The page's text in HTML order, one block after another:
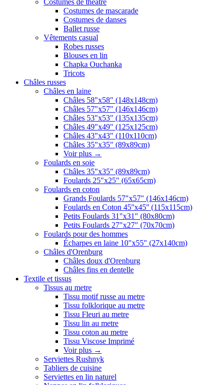
Costumes de mascarade
Costumes de danses
Ballet russe
Vêtements casual
Robes russes
Blouses en lin
Chapka Ouchanka
Tricots
Châles russes
Châles en laine
Châles 58"x58" (148x148cm)
Châles 57"x57" (146x146cm)
Châles 53"x53" (135x135cm)
Châles 49"x49" (125x125cm)
Châles 43"x43" (110x110cm)
Châles 35"x35" (89x89cm)
Voir plus →
Foulards en soie
Châles 35"x35" (89x89cm)
Foulards 25"x25" (65x65cm)
Foulards en coton
Grands Foulards 57"x57" (146x146cm)
Foulards en Coton 45''x45'' (115x115cm)
Petits Foulards 31"x31" (80x80cm)
Petits Foulards 27"x27" (70x70cm)
Foulards pour des hommes
Écharpes en laine 10"x55" (27x140cm)
Châles d'Orenburg
Châles doux d'Orenburg
Châles fins en dentelle
Textile et tissus
Tissus au metre
Tissu motif russe au metre
Tissu folklorique au metre
Tissu Fleuri au metre
Tissu lin au metre
Tissu coton au metre
Tissu Viscose Imprimé
Voir plus →
Serviettes Rushnyk
Tabliers de cuisine
Serviettes en lin naturel